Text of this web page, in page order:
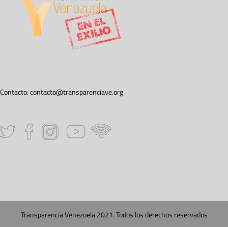
Contacto:contacto@transparenciave.org
Transparencia Venezuela 2021. Todos los derechos reservados